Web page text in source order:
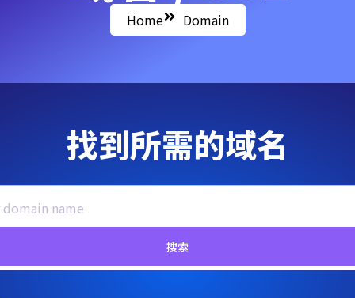
Home Domain
找到所需的域名
搜索